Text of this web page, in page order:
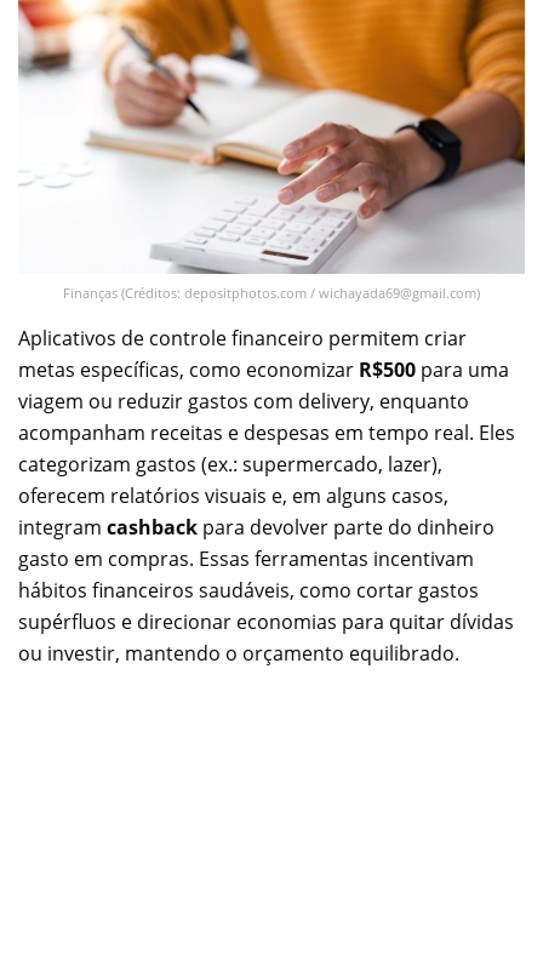
Finanças (Créditos: depositphotos.com / wichayada69@gmail.com)
Aplicativos de controle financeiro permitem criar
metas específicas, como economizar R$500 para uma
viagem ou reduzir gastos com delivery, enquanto
acompanham receitas e despesas em tempo real. Eles
categorizam gastos (ex.: supermercado, lazer),
oferecem relatórios visuais e, em alguns casos,
integram cashback para devolver parte do dinheiro
gasto em compras. Essas ferramentas incentivam
hábitos financeiros saudáveis, como cortar gastos
supérfluos e direcionar economias para quitar dívidas
ou investir, mantendo o orçamento equilibrado.